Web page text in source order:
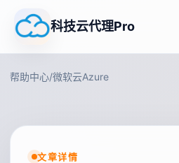
科技云代理Pro
帮助中心/微软云Azure
文章详情